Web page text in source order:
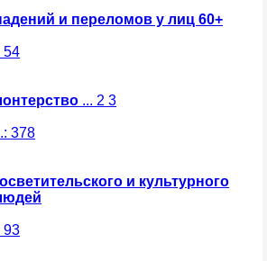
и переломов у лиц 60+
54
... 2 3
378
и культурного
93